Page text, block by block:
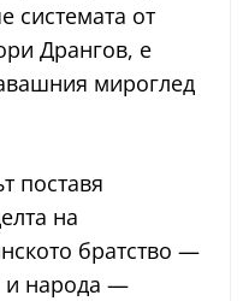
системата от
Дрангов, е
мироглед
поставя
на
братство —
и народа —